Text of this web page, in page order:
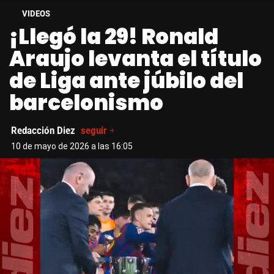
VIDEOS
¡Llegó la 29! Ronald
Araujo levanta el título
de Liga ante júbilo del
barcelonismo
Redacción Diez seguir +
10 de mayo de 2026 a las 16:05